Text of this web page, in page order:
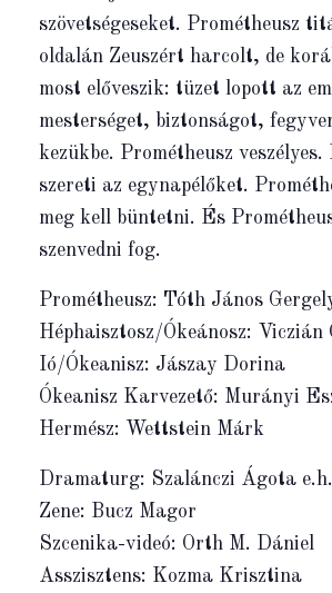
szövetségeseket. Prométheusz
oldalán Zeuszért harcolt, de
most előveszik: tüzet lopott az
mesterséget, biztonságot,
kezükbe. Prométheusz veszélyes.
szereti az egynapélőket.
meg kell büntetni. És
szenvedni fog.
Prométheusz: Tóth János
Héphaisztosz/Ókeánosz: Viczián
Ió/Ókeanisz: Jászay Dorina
Ókeanisz Karvezető: Murányi
Hermész: Wettstein Márk
Dramaturg: Szalánczi Ágota e.h.
Zene: Bucz Magor
Szcenika-videó: Orth M. Dániel
Asszisztens: Kozma Krisztina